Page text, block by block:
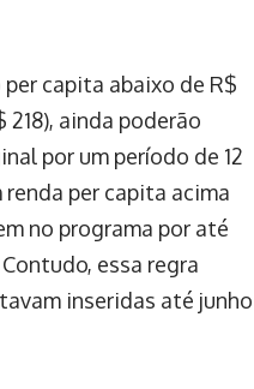
capita abaixo de R$
ainda poderão
por um período de 12
per capita acima
no programa por até
essa regra
inseridas até junho